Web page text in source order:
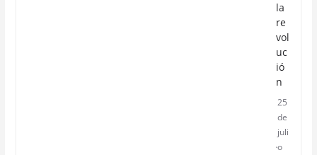
la
re
vol
uc
ió
n
25
de
juli
o